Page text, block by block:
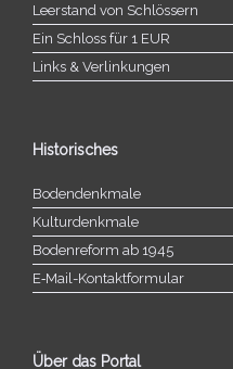
Leerstand von Schlössern
Ein Schloss für 1 EUR
Links & Verlinkungen
Historisches
Bodendenkmale
Kulturdenkmale
Bodenreform ab 1945
E‑Mail-​​Kontaktformular
Über das Portal